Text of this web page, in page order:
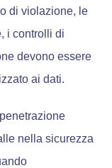
di violazione, le
i controlli di
devono essere
ai dati.
nella sicurezza